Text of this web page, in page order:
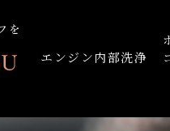
エンジン内部洗浄